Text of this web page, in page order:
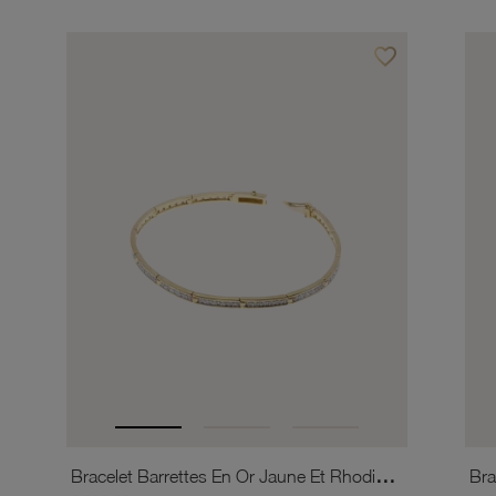
favorite_borderAjouter à vos
Bracelet Barrettes En Or Jaune Et Rhodié, Diamants, 18 Cm